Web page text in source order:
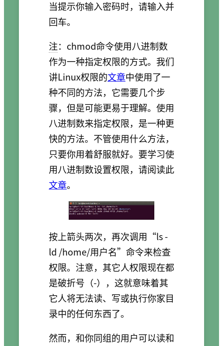
当提示你输入密码时，请输入并
回车。
注：chmod命令使用八进制数
作为一种指定权限的方式。我们
讲Linux权限的文章中使用了一
种不同的方法，它需要几个步
骤，但是可能更易于理解。使用
八进制数来指定权限，是一种更
快的方法。不管使用什么方法，
只要你用着舒服就好。要学习使
用八进制数设置权限，请阅读此
文章。
按上箭头两次，再次调用“ls -
ld /home/用户名”命令来检查
权限。注意，其它人权限现在都
是破折号（-），这就意味着其
它人将无法读、写或执行你家目
录中的任何东西了。
然而，和你同组的用户可以读和